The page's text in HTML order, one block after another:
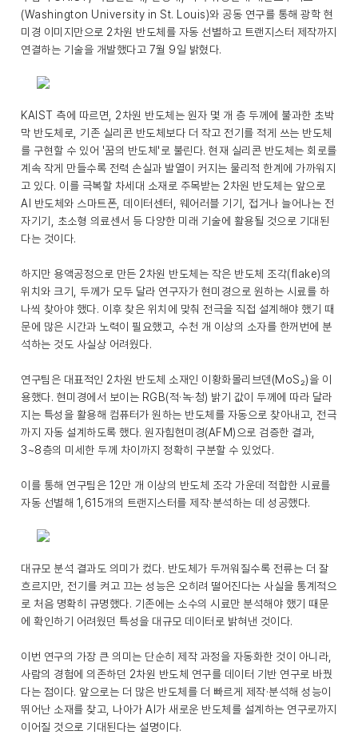
(Washington University in St. Louis)와 공동 연구를 통해 광학 현
미경 이미지만으로 2차원 반도체를 자동 선별하고 트랜지스터 제작까지
연결하는 기술을 개발했다고 7월 9일 밝혔다.
KAIST 측에 따르면, 2차원 반도체는 원자 몇 개 층 두께에 불과한 초박
막 반도체로, 기존 실리콘 반도체보다 더 작고 전기를 적게 쓰는 반도체
를 구현할 수 있어 '꿈의 반도체'로 불린다. 현재 실리콘 반도체는 회로를
계속 작게 만들수록 전력 손실과 발열이 커지는 물리적 한계에 가까워지
고 있다. 이를 극복할 차세대 소재로 주목받는 2차원 반도체는 앞으로
AI 반도체와 스마트폰, 데이터센터, 웨어러블 기기, 접거나 늘어나는 전
자기기, 초소형 의료센서 등 다양한 미래 기술에 활용될 것으로 기대된
다는 것이다.
하지만 용액공정으로 만든 2차원 반도체는 작은 반도체 조각(flake)의
위치와 크기, 두께가 모두 달라 연구자가 현미경으로 원하는 시료를 하
나씩 찾아야 했다. 이후 찾은 위치에 맞춰 전극을 직접 설계해야 했기 때
문에 많은 시간과 노력이 필요했고, 수천 개 이상의 소자를 한꺼번에 분
석하는 것도 사실상 어려웠다.
연구팀은 대표적인 2차원 반도체 소재인 이황화몰리브덴(MoS₂)을 이
용했다. 현미경에서 보이는 RGB(적·녹·청) 밝기 값이 두께에 따라 달라
지는 특성을 활용해 컴퓨터가 원하는 반도체를 자동으로 찾아내고, 전극
까지 자동 설계하도록 했다. 원자힘현미경(AFM)으로 검증한 결과,
3~8층의 미세한 두께 차이까지 정확히 구분할 수 있었다.
이를 통해 연구팀은 12만 개 이상의 반도체 조각 가운데 적합한 시료를
자동 선별해 1,615개의 트랜지스터를 제작·분석하는 데 성공했다.
대규모 분석 결과도 의미가 컸다. 반도체가 두꺼워질수록 전류는 더 잘
흐르지만, 전기를 켜고 끄는 성능은 오히려 떨어진다는 사실을 통계적으
로 처음 명확히 규명했다. 기존에는 소수의 시료만 분석해야 했기 때문
에 확인하기 어려웠던 특성을 대규모 데이터로 밝혀낸 것이다.
이번 연구의 가장 큰 의미는 단순히 제작 과정을 자동화한 것이 아니라,
사람의 경험에 의존하던 2차원 반도체 연구를 데이터 기반 연구로 바꿨
다는 점이다. 앞으로는 더 많은 반도체를 더 빠르게 제작·분석해 성능이
뛰어난 소재를 찾고, 나아가 AI가 새로운 반도체를 설계하는 연구로까지
이어질 것으로 기대된다는 설명이다.